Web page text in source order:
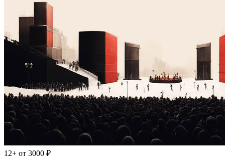
12+ от 3000 ₽